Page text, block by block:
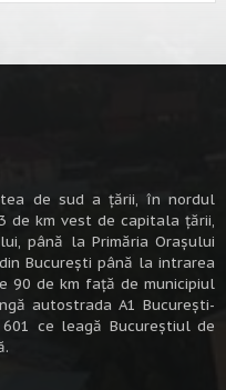
de sud a ţării, în nordul
de km vest de capitala țării,
până la Primăria Orașului
București până la intrarea
90 de km faţă de municipiul
autostrada A1 Bucureşti-
ce leagă Bucureştiul de